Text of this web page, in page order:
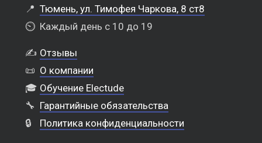
📍 Тюмень, ул. Тимофея Чаркова, 8 ст8
⏲️ Каждый день с 10 до 19
✍️ Отзывы
📜 О компании
🎓 Обучение Electude
🔧 Гарантийные обязательства
🔒
Политика конфиденциальности